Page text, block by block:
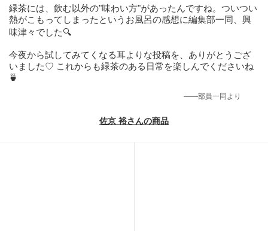
緑茶には、飲む以外の"味わい方"があったんですね。ついつい
熱がこもってしまったというお風呂の感想に編集部一同、興
味津々でした🔍
今夜から試してみてくなる耳よりな投稿を、ありがとうござ
いました♡ これからも緑茶のある日常を楽しんでくださいね
🍵
——部員一同より
佐京 裕さんの商品